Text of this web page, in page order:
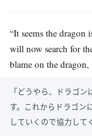
“It seems the dragon
will now search for
blame on the dragon,
「どうやら、ドラゴ
す。これからドラゴン
していくので協力して